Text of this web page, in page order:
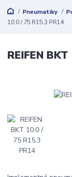
Pneumatiky
10.0 / 75 R15.3 PR14
REIFEN